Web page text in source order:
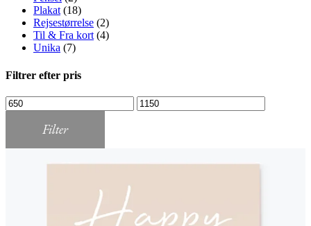
Plakat (18)
Rejsestørrelse (2)
Til & Fra kort (4)
Unika (7)
Filtrer efter pris
Mindste
pris
Højeste
pris
Filter